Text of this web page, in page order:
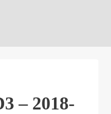
– 2018-